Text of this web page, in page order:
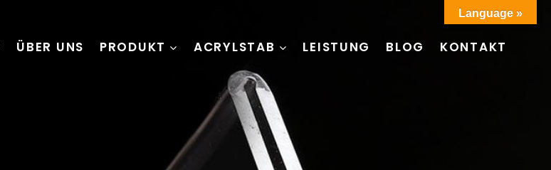
ÜBER UNS PRODUKT ACRYLSTAB LEISTUNG BLOG KONTAKT
Language »